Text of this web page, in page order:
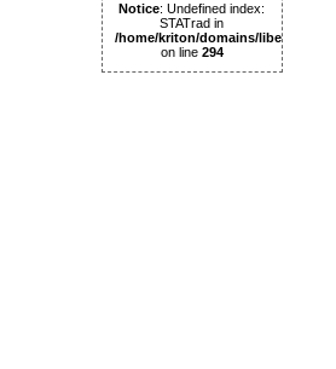
Notice: Undefined index:
STATrad in
/home/kriton/domains/libertas.pl/
on line 294